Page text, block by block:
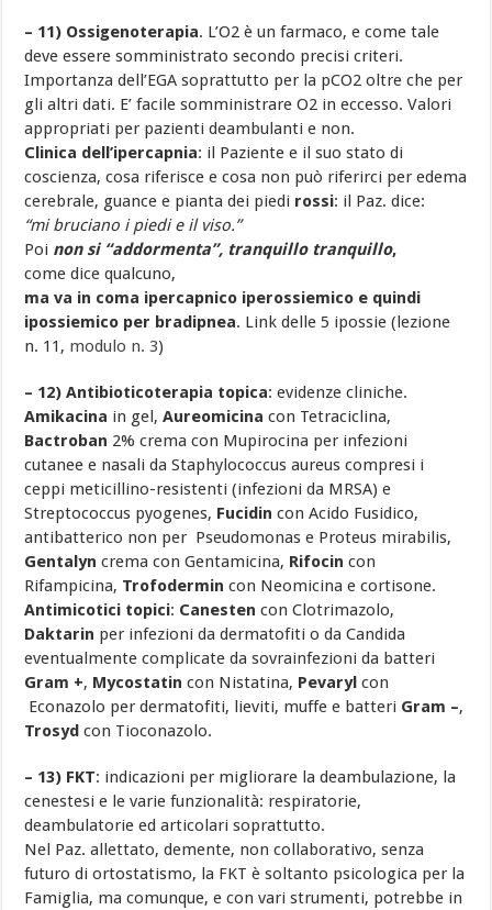
– 11) Ossigenoterapia. L’O2 è un farmaco, e come tale
deve essere somministrato secondo precisi criteri.
Importanza dell’EGA soprattutto per la pCO2 oltre che per
gli altri dati. E’ facile somministrare O2 in eccesso. Valori
appropriati per pazienti deambulanti e non.
Clinica dell’ipercapnia: il Paziente e il suo stato di
coscienza, cosa riferisce e cosa non può riferirci per edema
cerebrale, guance e pianta dei piedi rossi: il Paz. dice:
“mi bruciano i piedi e il viso.”
Poi non si “addormenta”, tranquillo tranquillo,
come dice qualcuno,
ma va in coma ipercapnico iperossiemico e quindi
ipossiemico per bradipnea. Link delle 5 ipossie (lezione
n. 11, modulo n. 3)
– 12) Antibioticoterapia topica: evidenze cliniche.
Amikacina in gel,Aureomicina con Tetraciclina,
Bactroban 2% crema con Mupirocina per infezioni
cutanee e nasali da Staphylococcus aureus compresi i
ceppi meticillino-resistenti (infezioni da MRSA) e
Streptococcus pyogenes, Fucidin con Acido Fusidico,
antibatterico non per Pseudomonas e Proteus mirabilis,
Gentalyn crema con Gentamicina, Rifocin con
Rifampicina, Trofodermin con Neomicina e cortisone.
Antimicotici topici: Canesten con Clotrimazolo,
Daktarin per infezioni da dermatofiti o da Candida
eventualmente complicate da sovrainfezioni da batteri
Gram +, Mycostatin con Nistatina, Pevaryl con
Econazolo per dermatofiti, lieviti, muffe e batteri Gram –,
Trosyd con Tioconazolo.
– 13) FKT: indicazioni per migliorare la deambulazione, la
cenestesi e le varie funzionalità: respiratorie,
deambulatorie ed articolari soprattutto.
Nel Paz. allettato, demente, non collaborativo, senza
futuro di ortostatismo, la FKT è soltanto psicologica per la
Famiglia, ma comunque, e con vari strumenti, potrebbe in